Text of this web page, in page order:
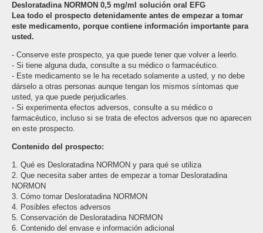
Desloratadina NORMON 0,5 mg/ml solución oral EFG
Lea todo el prospecto detenidamente antes de empezar a tomar
este medicamento, porque contiene información importante para
usted.
- Conserve este prospecto, ya que puede tener que volver a leerlo.
- Si tiene alguna duda, consulte a su médico o farmacéutico.
- Este medicamento se le ha recetado solamente a usted, y no debe
dárselo a otras personas aunque tengan los mismos síntomas que
usted, ya que puede perjudicarles.
- Si experimenta efectos adversos, consulte a su médico o
farmacéutico, incluso si se trata de efectos adversos que no aparecen
en este prospecto.
Contenido del prospecto:
1. Qué es Desloratadina NORMON y para qué se utiliza
2. Que necesita saber antes de empezar a tomar Desloratadina
NORMON
3. Cómo tomar Desloratadina NORMON
4. Posibles efectos adversos
5. Conservación de Desloratadina NORMON
6. Contenido del envase e información adicional